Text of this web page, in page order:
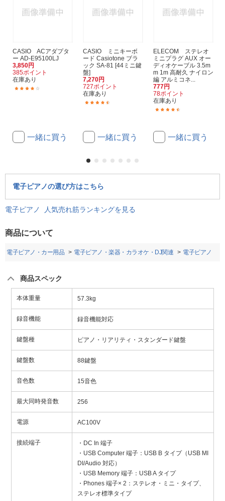
CASIO ACアダプタ
ー AD-E95100LJ
3,850円
385ポイント
在庫あり
一緒に買う
CASIO ミニキーボ
ード Casiotone ブラ
ック SA-81 [44ミニ鍵
盤]
7,270円
727ポイント
在庫あり
一緒に買う
ELECOM ステレオ
ミニプラグ AUX オー
ディオケーブル 3.5m
m 1m 高耐久 ナイロン
編 アルミコネ...
777円
78ポイント
在庫あり
一緒に買う
電子ピアノの選び方はこちら
電子ピアノ 人気売れ筋ランキングを見る
商品について
電子ピアノ・カー用品 電子ピアノ・楽器・カラオケ・DJ関連 電子ピアノ
商品スペック
本体重量 57.3kg
録音機能 録音機能対応
鍵盤種 ピアノ・リアリティ・スタンダード鍵盤
鍵盤数 88鍵盤
音色数 15音色
最大同時発音数 256
電源 AC100V
接続端子
・DC In 端子
・USB Computer 端子：USB B タイプ（USB MI
DI/Audio 対応）
・USB Memory 端子：USB A タイプ
・Phones 端子× 2：ステレオ・ミニ・タイプ、
ステレオ標準タイプ